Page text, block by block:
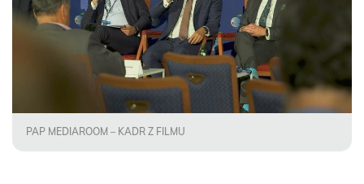
PAP MEDIAROOM – KADR Z FILMU